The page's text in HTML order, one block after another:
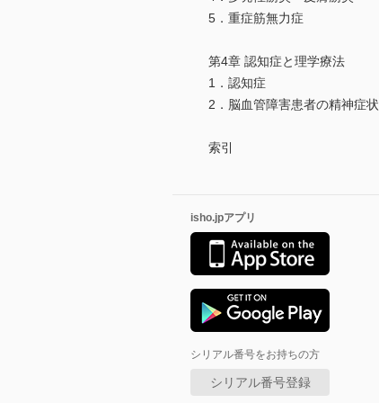
5．重症筋無力症
第4章 認知症と理学療法
1．認知症
2．脳血管障害患者の精神症状
索引
isho.jpアプリ
シリアル番号をお持ちの方
シリアル番号登録